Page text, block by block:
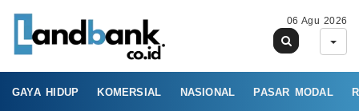
06 Agu 2026
GAYA HIDUP KOMERSIAL NASIONAL PASAR MODAL